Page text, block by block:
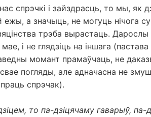
спрэчкі і зайздрасць, то мы, як
ежы, а значыць, не могуць нічога
трэба вырастаць.
і не глядзіць на іншага
момант прамаўчаць, не
погляды, але адначасна не
спрэчак).
то па-дзіцячаму гаварыў,